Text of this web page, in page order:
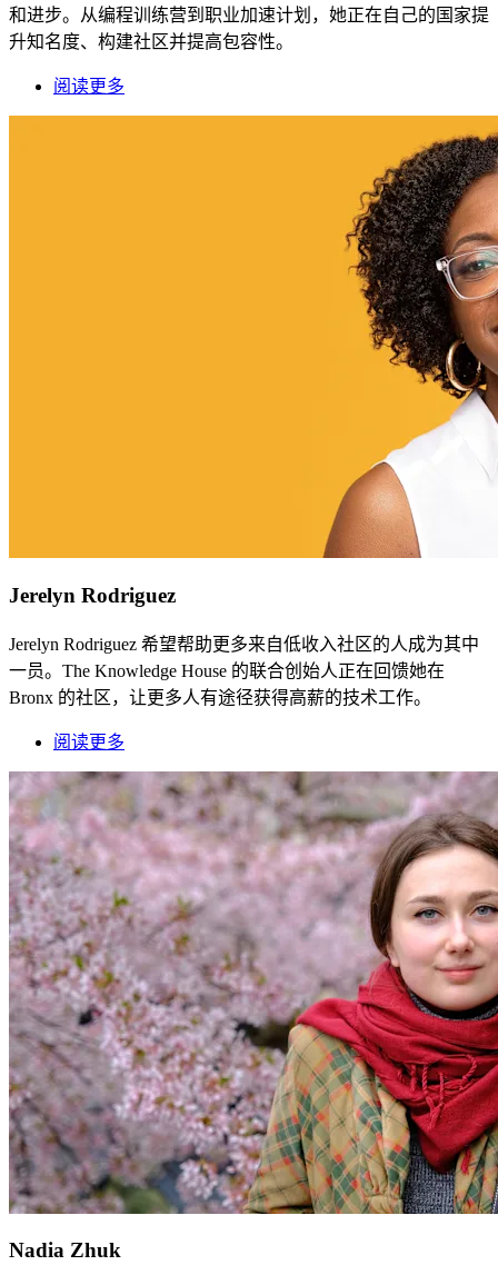
和进步。从编程训练营到职业加速计划，她正在自己的国家提
升知名度、构建社区并提高包容性。
阅读更多
Jerelyn Rodriguez
Jerelyn Rodriguez 希望帮助更多来自低收入社区的人成为其中
一员。The Knowledge House 的联合创始人正在回馈她在
Bronx 的社区，让更多人有途径获得高薪的技术工作。
阅读更多
Nadia Zhuk